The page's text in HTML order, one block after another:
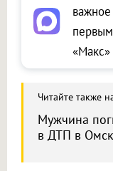
«Макс»
Читайте также
Мужчина
в ДТП в